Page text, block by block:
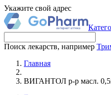
Укажите свой адрес
Поиск лекарств, например
Главная
ВИГАНТОЛ р-р масл.